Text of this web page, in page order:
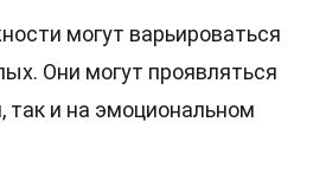
могут варьироваться
Они могут проявляться
так и на эмоциональном